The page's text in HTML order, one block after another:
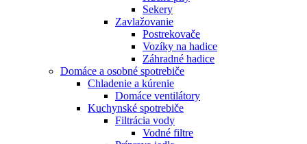
Sekery
Zavlažovanie
Postrekovače
Vozíky na hadice
Záhradné hadice
Domáce a osobné spotrebiče
Chladenie a kúrenie
Domáce ventilátory
Kuchynské spotrebiče
Filtrácia vody
Vodné filtre